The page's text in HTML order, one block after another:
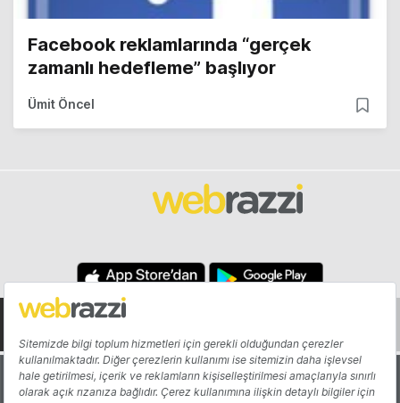
Facebook reklamlarında “gerçek
zamanlı hedefleme” başlıyor
Ümit Öncel
Hakkında Yazarlar